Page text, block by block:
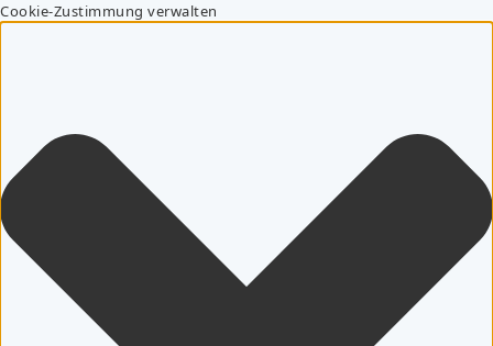
Cookie-Zustimmung verwalten